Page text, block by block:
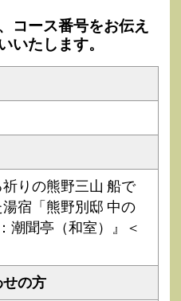
コース番号をお伝え
いたします。
祈りの熊野三山 船で
宿「熊野別邸 中の
潮聞亭（和室）』＜
の方